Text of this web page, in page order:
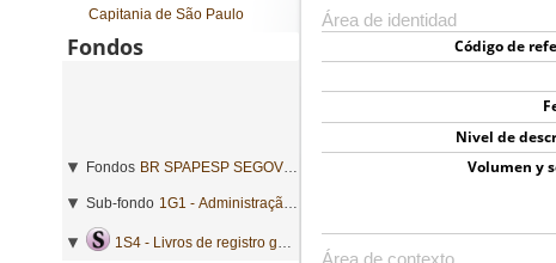
Área de identidad
Código de
Nivel de
Volumen y
Capitania de São Paulo
Fondos
Fondos BR SPAPESP SEGOVC - Secretaria de Governo da Capitania de São Paulo
Sub-fondo 1G1 - Administração geral
1S4 - Livros de registro geral de mercês